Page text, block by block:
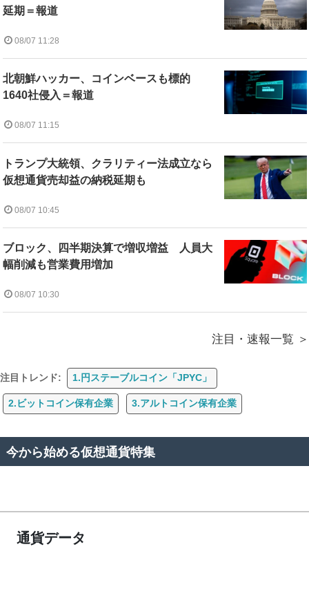
延期＝報道
08/07 11:28
北朝鮮ハッカー、コインベースも標的
1640社侵入＝報道
08/07 11:15
トランプ大統領、クラリティー法成立なら
仮想通貨売却益の納税延期も
08/07 10:45
ブロック、四半期決算で増収増益 人員大
幅削減も営業費用増加
08/07 10:30
注目・速報一覧
注目トレンド: 1.円ステーブルコイン「JPYC」
2.ビットコイン保有企業 3.アルトコイン保有企業
今から始める仮想通貨特集
通貨データ